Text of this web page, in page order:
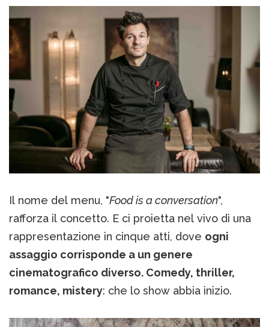
Il nome del menu, "Food is a conversation",
rafforza il concetto. E ci proietta nel vivo di una
rappresentazione in cinque atti, dove ogni
assaggio corrisponde a un genere
cinematografico diverso. Comedy, thriller,
romance, mistery: che lo show abbia inizio.